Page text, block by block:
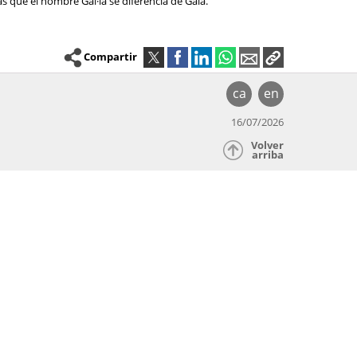
Compartir
ca en
16/07/2026
Volver
arriba